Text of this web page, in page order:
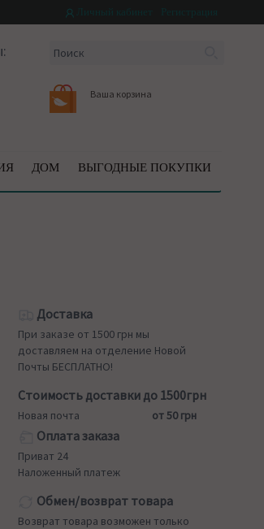
Ваша корзина
ДОМ ВЫГОДНЫЕ ПОКУПКИ
Доставка
При заказе от 1500 грн мы
доставляем на отделение Новой
Почты БЕСПЛАТНО!
Стоимость доставки до 1500грн
Новая почта от 50 грн
Оплата заказа
Приват 24
Наложенный платеж
Обмен/возврат товара
Возврат товара возможен только